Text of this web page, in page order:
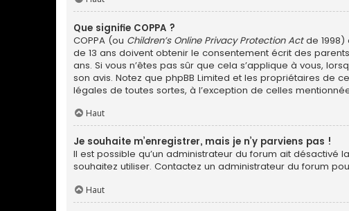
Que signifie COPPA ?
COPPA (ou Children’s Online Privacy Protection Actde 1998)
de 13 ans doivent obtenir le consentement écrit des
ans. Si vous n’êtes pas sûr que cela s’applique à vous,
son avis. Notez que phpBB Limited et les propriétaires de
légales de toutes sortes, à l’exception de celles
Haut
Je souhaite m’enregistrer, mais je n’y parviens pas !
Il est possible qu’un administrateur du forum ait désactivé
souhaitez utiliser. Contactez un administrateur du forum
Haut